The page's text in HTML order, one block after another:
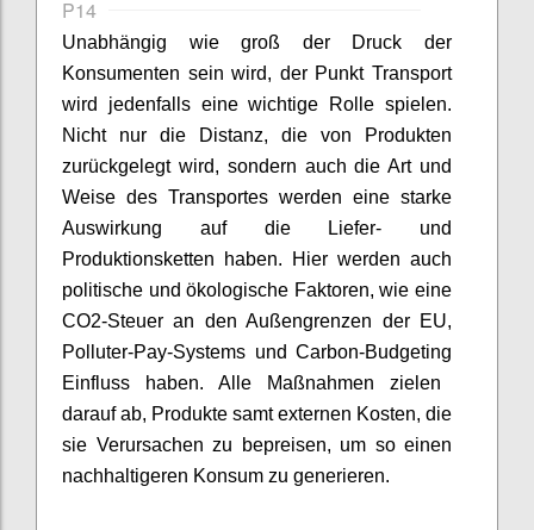
P14
Unabhängig wie groß der Druck der
Konsumenten sein wird, der Punkt Transport
wird jedenfalls eine wichtige Rolle spielen.
Nicht nur die Distanz, die von Produkten
zurückgelegt wird, sondern auch die Art und
Weise des Transportes werden eine starke
Auswirkung auf die Liefer- und
Produktionsketten haben. Hier werden auch
politische und ökologische Faktoren, wie eine
CO2-Steuer an den Außengrenzen der EU,
Polluter-Pay-Systems und Carbon-Budgeting
Einfluss
haben. Alle Maßnahmen zielen
daraufab, Produkte samt externen Kosten, die
sie Verursachen zu
bepreisen, um so einen
nachhaltigeren Konsum zu generieren.